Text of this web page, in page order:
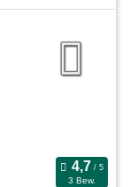
3 Bew.